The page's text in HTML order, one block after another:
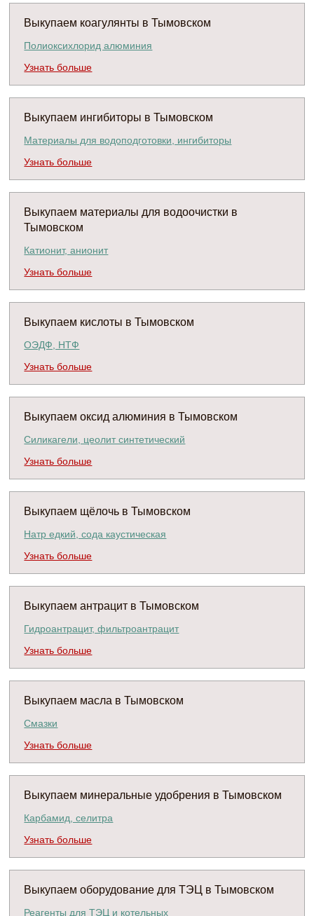
Выкупаем коагулянты в Тымовском
Полиоксихлорид алюминия
Узнать больше
Выкупаем ингибиторы в Тымовском
Материалы для водоподготовки, ингибиторы
Узнать больше
Выкупаем материалы для водоочистки в
Тымовском
Катионит, анионит
Узнать больше
Выкупаем кислоты в Тымовском
ОЭДФ, НТФ
Узнать больше
Выкупаем оксид алюминия в Тымовском
Силикагели, цеолит синтетический
Узнать больше
Выкупаем щёлочь в Тымовском
Натр едкий, сода каустическая
Узнать больше
Выкупаем антрацит в Тымовском
Гидроантрацит, фильтроантрацит
Узнать больше
Выкупаем масла в Тымовском
Смазки
Узнать больше
Выкупаем минеральные удобрения в Тымовском
Карбамид, селитра
Узнать больше
Выкупаем оборудование для ТЭЦ в Тымовском
Реагенты для ТЭЦ и котельных